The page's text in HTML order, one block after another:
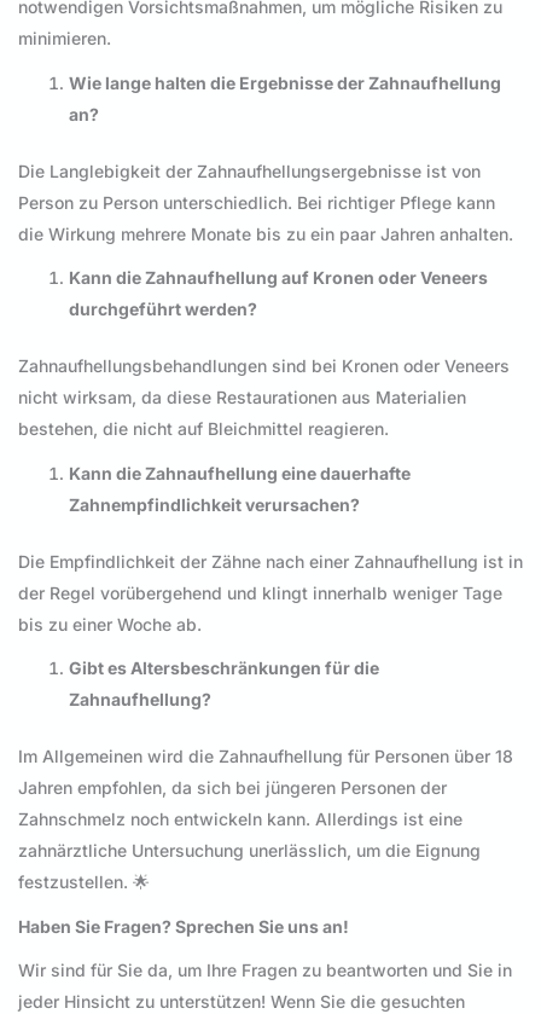
notwendigen Vorsichtsmaßnahmen, um mögliche Risiken zu
minimieren.
Wie lange halten die Ergebnisse der Zahnaufhellung
an?
Die Langlebigkeit der Zahnaufhellungsergebnisse ist von
Person zu Person unterschiedlich. Bei richtiger Pflege kann
die Wirkung mehrere Monate bis zu ein paar Jahren anhalten.
Kann die Zahnaufhellung auf Kronen oder Veneers
durchgeführt werden?
Zahnaufhellungsbehandlungen sind bei Kronen oder Veneers
nicht wirksam, da diese Restaurationen aus Materialien
bestehen, die nicht auf Bleichmittel reagieren.
Kann die Zahnaufhellung eine dauerhafte
Zahnempfindlichkeit verursachen?
Die Empfindlichkeit der Zähne nach einer Zahnaufhellung ist in
der Regel vorübergehend und klingt innerhalb weniger Tage
bis zu einer Woche ab.
Gibt es Altersbeschränkungen für die
Zahnaufhellung?
Im Allgemeinen wird die Zahnaufhellung für Personen über 18
Jahren empfohlen, da sich bei jüngeren Personen der
Zahnschmelz noch entwickeln kann. Allerdings ist eine
zahnärztliche Untersuchung unerlässlich, um die Eignung
festzustellen. 🌟
Haben Sie Fragen? Sprechen Sie uns an!
Wir sind für Sie da, um Ihre Fragen zu beantworten und Sie in
jeder Hinsicht zu unterstützen! Wenn Sie die gesuchten